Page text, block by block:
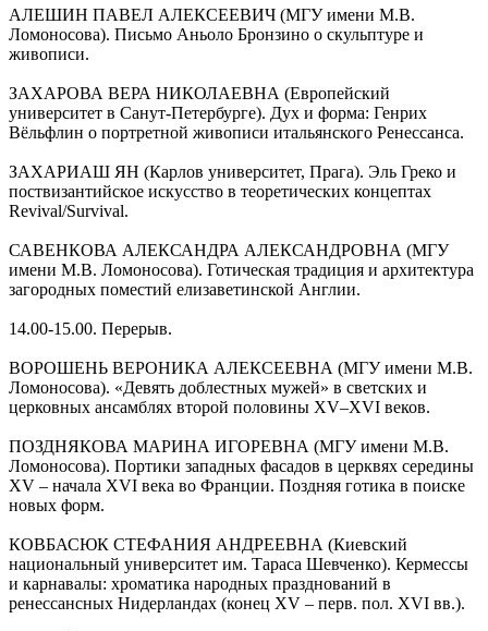
АЛЕШИН ПАВЕЛ АЛЕКСЕЕВИЧ (МГУ имени М.В.
Ломоносова). Письмо Аньоло Бронзино о скульптуре и
живописи.
ЗАХАРОВА ВЕРА НИКОЛАЕВНА (Европейский
университет в Санут-Петербурге). Дух и форма: Генрих
Вёльфлин о портретной живописи итальянского Ренессанса.
ЗАХАРИАШ ЯН (Карлов университет, Прага). Эль Греко и
поствизантийское искусство в теоретических концептах
Revival/Survival.
САВЕНКОВА АЛЕКСАНДРА АЛЕКСАНДРОВНА (МГУ
имени М.В. Ломоносова). Готическая традиция и архитектура
загородных поместий елизаветинской Англии.
14.00-15.00. Перерыв.
ВОРОШЕНЬ ВЕРОНИКА АЛЕКСЕЕВНА (МГУ имени М.В.
Ломоносова). «Девять доблестных мужей» в светских и
церковных ансамблях второй половины XV–XVI веков.
ПОЗДНЯКОВА МАРИНА ИГОРЕВНА (МГУ имени М.В.
Ломоносова). Портики западных фасадов в церквях середины
XV – начала XVI века во Франции. Поздняя готика в поиске
новых форм.
КОВБАСЮК СТЕФАНИЯ АНДРЕЕВНА (Киевский
национальный университет им. Тараса Шевченко). Кермессы
и карнавалы: хроматика народных празднований в
ренессансных Нидерландах (конец XV – перв. пол. XVI вв.).